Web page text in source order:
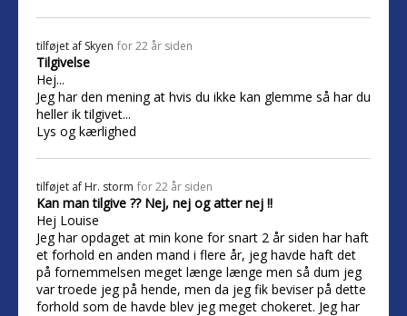
tilføjet af Skyen for 22 år siden
Tilgivelse
Hej...
Jeg har den mening at hvis du ikke kan glemme så har du
heller ik tilgivet...
Lys og kærlighed
tilføjet af Hr. storm for 22 år siden
Kan man tilgive ?? Nej, nej og atter nej !!
Hej Louise
Jeg har opdaget at min kone for snart 2 år siden har haft
et forhold en anden mand i flere år, jeg havde haft det
på fornemmelsen meget længe længe men så dum jeg
var troede jeg på hende, men da jeg fik beviser på dette
forhold som de havde blev jeg meget chokeret. Jeg har